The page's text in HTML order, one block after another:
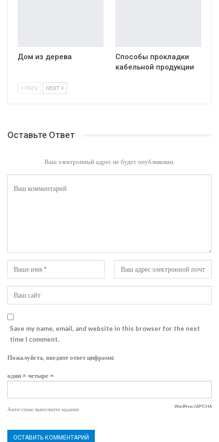
Дом из дерева
Способы прокладки
кабельной продукции
PREV NEXT
Оставьте Ответ
Ваш электронный адрес не будет опубликован.
Save my name, email, and website in this browser for the next
time I comment.
Пожалуйста, введите ответ цифрами:
один × четыре =
Анти-спам: выполните задание WordPress CAPTCHA